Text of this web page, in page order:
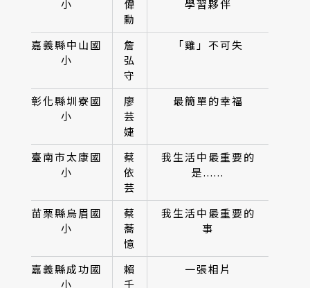
小
偉
勳
學習夥伴
嘉義縣中山國
小
詹
弘
守
「雞」不可失
彰化縣圳寮國
小
廖
芸
婕
最簡單的幸福
臺南市太康國
小
蔡
依
芸
我生活中最重要的
是......
苗栗縣烏眉國
小
蔡
蕎
憶
我生活中最重要的
事
嘉義縣成功國
小
賴
千
一張相片